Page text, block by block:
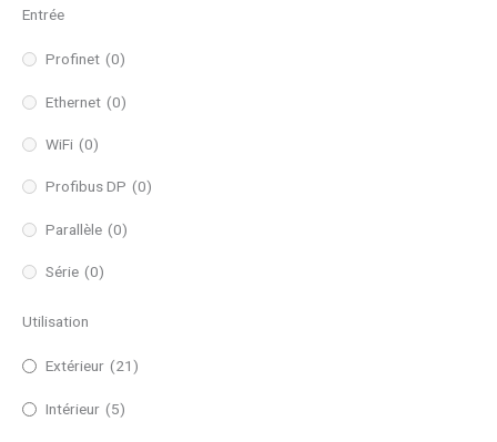
Entrée
Profinet (0)
Ethernet (0)
WiFi (0)
Profibus DP (0)
Parallèle (0)
Série (0)
Utilisation
Extérieur (21)
Intérieur (5)